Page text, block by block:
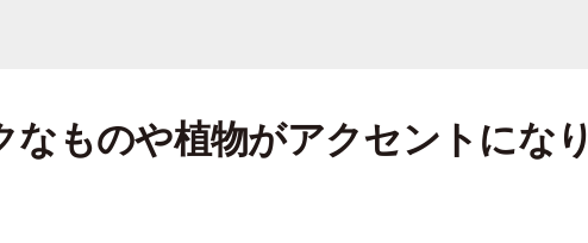
なものや植物がアクセントになり